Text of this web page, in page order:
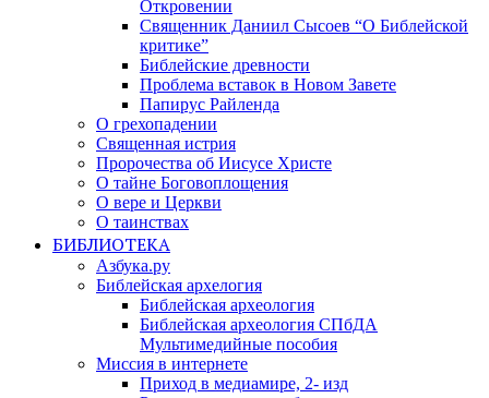
Откровении
Священник Даниил Сысоев “О Библейской
критике”
Библейские древности
Проблема вставок в Новом Завете
Папирус Райленда
О грехопадении
Священная истрия
Пророчества об Иисусе Христе
О тайне Боговоплощения
О вере и Церкви
О таинствах
БИБЛИОТЕКА
Азбука.ру
Библейская архелогия
Библейская археология
Библейская археология СПбДА
Мультимедийные пособия
Миссия в интернете
Приход в медиамире, 2- изд